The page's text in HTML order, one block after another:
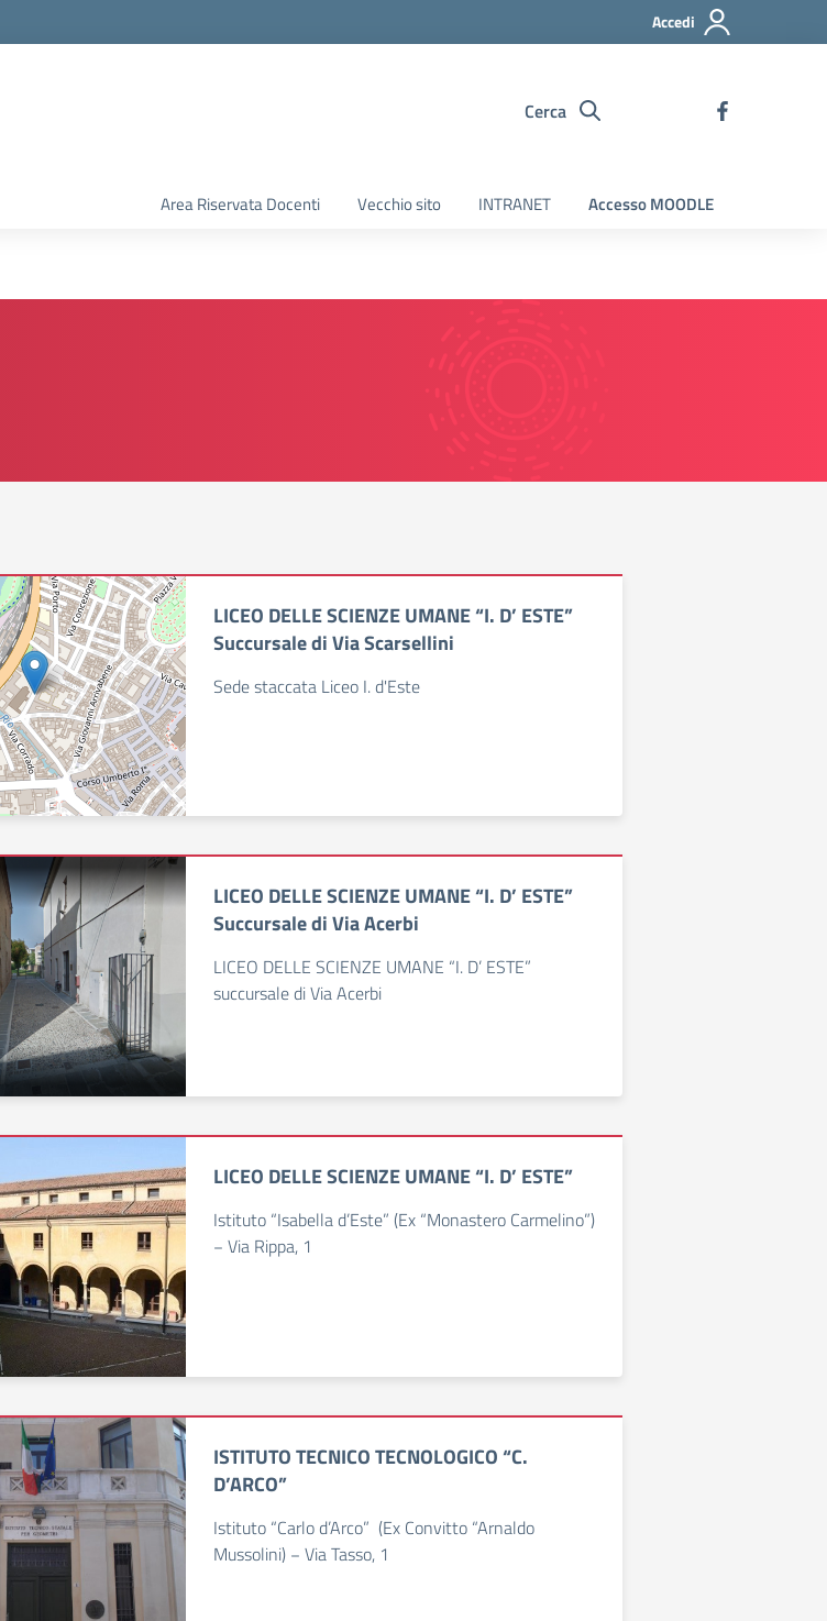
Accedi
Cerca
Area Riservata Docenti Vecchio sito INTRANET Accesso MOODLE
LICEO DELLE SCIENZE UMANE “I. D’ ESTE”
Succursale di Via Scarsellini
Sede staccata Liceo I. d'Este
LICEO DELLE SCIENZE UMANE “I. D’ ESTE”
Succursale di Via Acerbi
LICEO DELLE SCIENZE UMANE “I. D’ ESTE”
succursale di Via Acerbi
LICEO DELLE SCIENZE UMANE “I. D’ ESTE”
Istituto “Isabella d’Este” (Ex “Monastero Carmelino”)
− Via Rippa, 1
ISTITUTO TECNICO TECNOLOGICO “C.
D’ARCO”
Istituto “Carlo d’Arco” (Ex Convitto “Arnaldo
Mussolini) − Via Tasso, 1